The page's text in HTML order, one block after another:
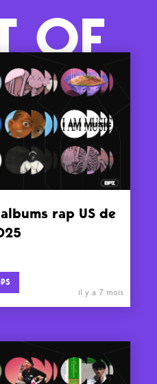
OF
rap US de
il y a 7 mois